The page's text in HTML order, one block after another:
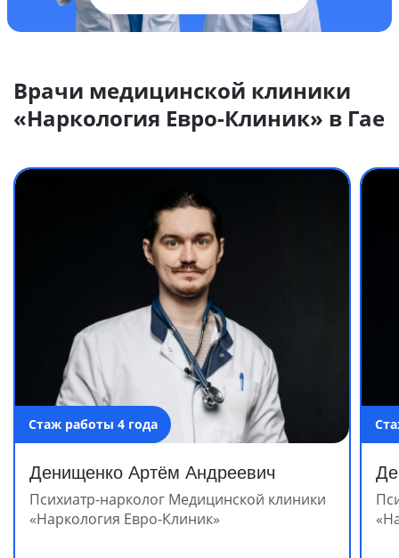
Врачи медицинской клиники
«Наркология Евро-Клиник» в Гае
Стаж работы 4 года
Денищенко Артём Андреевич
Психиатр-нарколог Медицинской клиники
«Наркология Евро-Клиник»